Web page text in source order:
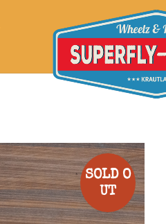
SOLD O
UT